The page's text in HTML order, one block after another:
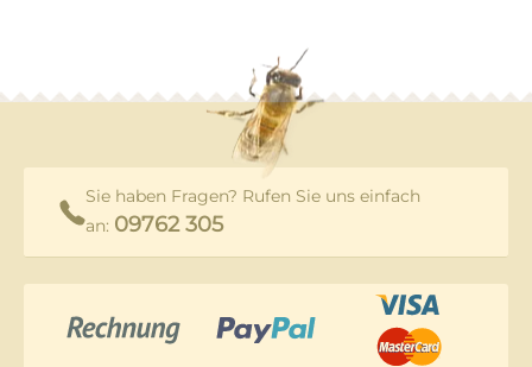
Sie haben Fragen? Rufen Sie uns einfach
an: 09762 305